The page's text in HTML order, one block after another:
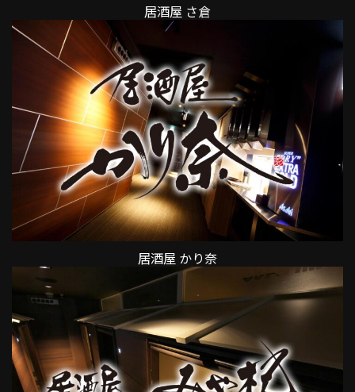
居酒屋 さ倉
居酒屋 かり奈